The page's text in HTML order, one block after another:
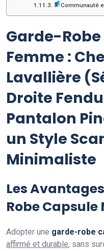
Communauté
Garde-
Femme :
Lavallière
Droite
Pantalon
un Style
Minimaliste
Les
Robe
Adopter une garde-robe
affirmé et durable, sans